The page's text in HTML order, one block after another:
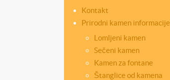
Kontakt
Prirodni kamen informacije
Lomljeni kamen
Sečeni kamen
Kamen za fontane
Štanglice od kamena